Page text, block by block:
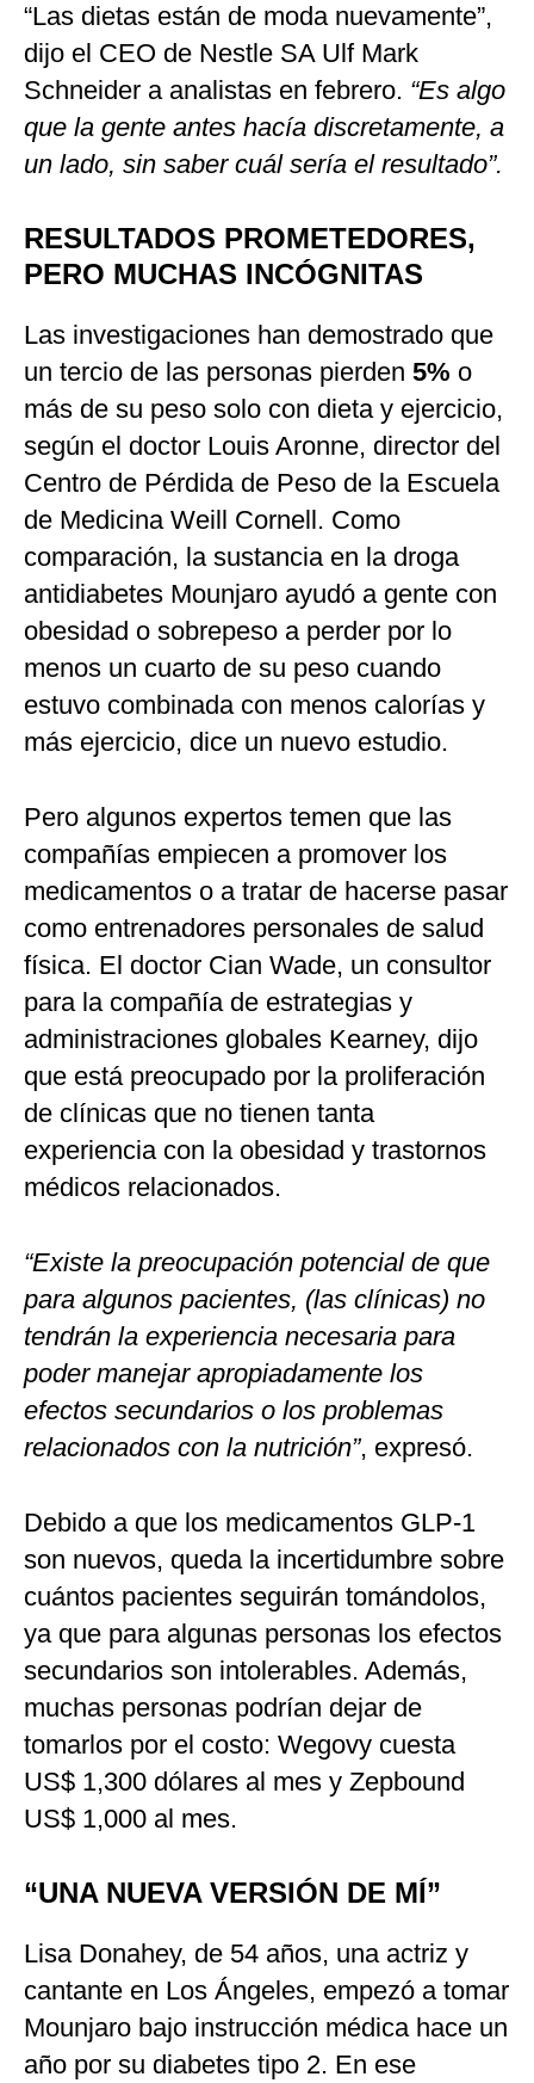
“Las dietas están de moda nuevamente”,
dijo el CEO de Nestle SA Ulf Mark
Schneider a analistas en febrero. “Es algo
que la gente antes hacía discretamente, a
un lado, sin saber cuál sería el resultado”.
RESULTADOS PROMETEDORES,
PERO MUCHAS INCÓGNITAS
Las investigaciones han demostrado que
un tercio de las personas pierden 5% o
más de su peso solo con dieta y ejercicio,
según el doctor Louis Aronne, director del
Centro de Pérdida de Peso de la Escuela
de Medicina Weill Cornell. Como
comparación, la sustancia en la droga
antidiabetes Mounjaro ayudó a gente con
obesidad o sobrepeso a perder por lo
menos un cuarto de su peso cuando
estuvo combinada con menos calorías y
más ejercicio, dice un nuevo estudio.
Pero algunos expertos temen que las
compañías empiecen a promover los
medicamentos o a tratar de hacerse pasar
como entrenadores personales de salud
física. El doctor Cian Wade, un consultor
para la compañía de estrategias y
administraciones globales Kearney, dijo
que está preocupado por la proliferación
de clínicas que no tienen tanta
experiencia con la obesidad y trastornos
médicos relacionados.
“Existe la preocupación potencial de que
para algunos pacientes, (las clínicas) no
tendrán la experiencia necesaria para
poder manejar apropiadamente los
efectos secundarios o los problemas
relacionados con la nutrición”, expresó.
Debido a que los medicamentos GLP-1
son nuevos, queda la incertidumbre sobre
cuántos pacientes seguirán tomándolos,
ya que para algunas personas los efectos
secundarios son intolerables. Además,
muchas personas podrían dejar de
tomarlos por el costo: Wegovy cuesta
US$ 1,300 dólares al mes y Zepbound
US$ 1,000 al mes.
“UNA NUEVA VERSIÓN DE MÍ”
Lisa Donahey, de 54 años, una actriz y
cantante en Los Ángeles, empezó a tomar
Mounjaro bajo instrucción médica hace un
año por su diabetes tipo 2. En ese